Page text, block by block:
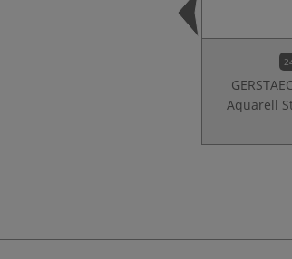
Aquarell